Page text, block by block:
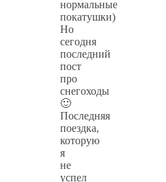
нормальные
покатушки)
Но
сегодня
последний
пост
про
снегоходы
🙂
Последняя
поездка,
которую
я
не
успел